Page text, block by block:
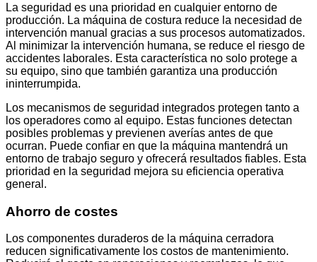
La seguridad es una prioridad en cualquier entorno de
producción. La máquina de costura reduce la necesidad de
intervención manual gracias a sus procesos automatizados.
Al minimizar la intervención humana, se reduce el riesgo de
accidentes laborales. Esta característica no solo protege a
su equipo, sino que también garantiza una producción
ininterrumpida.
Los mecanismos de seguridad integrados protegen tanto a
los operadores como al equipo. Estas funciones detectan
posibles problemas y previenen averías antes de que
ocurran. Puede confiar en que la máquina mantendrá un
entorno de trabajo seguro y ofrecerá resultados fiables. Esta
prioridad en la seguridad mejora su eficiencia operativa
general.
Ahorro de costes
Los componentes duraderos de la máquina cerradora
reducen significativamente los costos de mantenimiento.